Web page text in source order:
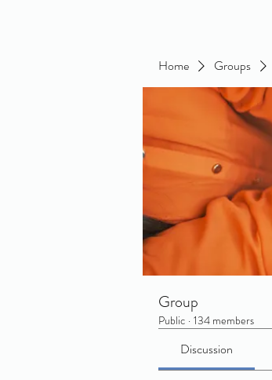
Home Groups
Group
Public · 134 members
Discussion